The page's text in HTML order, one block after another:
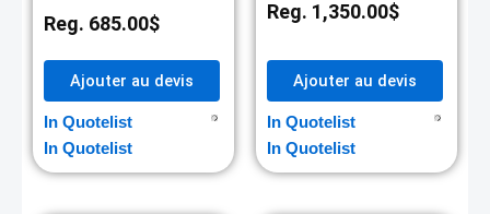
Reg. 685.00$
Ajouter au devis
In Quotelist
In Quotelist
Reg. 1,350.00$
Ajouter au devis
In Quotelist
In Quotelist